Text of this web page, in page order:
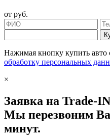
от руб.
Нажимая кнопку купить авто
обработку персональных
×
Заявка на Trade-IN
Мы перезвоним
минут.